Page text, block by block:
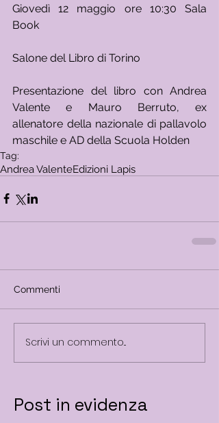
Giovedì 12 maggio ore 10:30 Sala
Book
Salone del Libro di Torino
Presentazione del libro con Andrea
Valente e Mauro Berruto, ex
allenatore della nazionale di pallavolo
maschile e AD della Scuola Holden
Tag:
Andrea ValenteEdizioni Lapis
Commenti
Scrivi un commento...
Post in evidenza